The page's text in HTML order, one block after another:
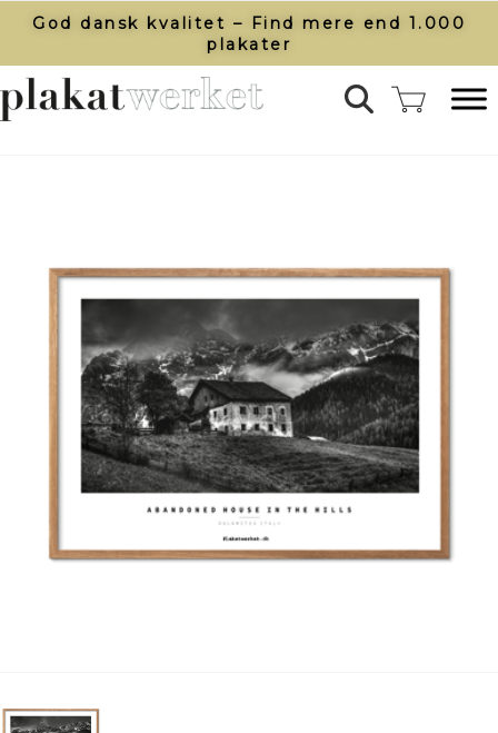
God dansk kvalitet – Find mere end 1.000
plakater​